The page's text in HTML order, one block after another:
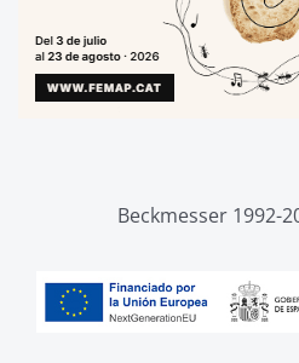
Beckmesser 1992-